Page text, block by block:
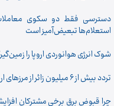
دسترسی فقط دو سکوی
استعلام‌ها تبعیض‌آمیز است
شوک انرژی هوانوردی اروپا را
تردد بیش از ۶ میلیون زائر از مرزهای اربعینی کشور
چرا قبوض برق برخی مشترکان